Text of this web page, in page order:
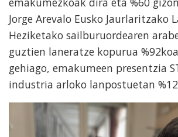
Jorge Arevalo Eusko Jaurlaritzako
Heziketako sailburuordearen
guztien laneratze kopurua
gehiago, emakumeen presentzia
industria arloko lanpostuetan